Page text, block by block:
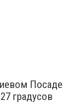
Посаде
градусов